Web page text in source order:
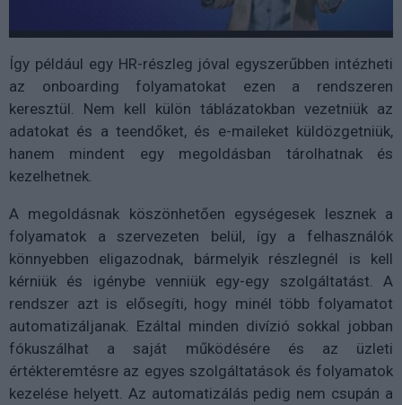
Így például egy HR-részleg jóval egyszerűbben intézheti
az onboarding folyamatokat ezen a rendszeren
keresztül. Nem kell külön táblázatokban vezetniük az
adatokat és a teendőket, és e-maileket küldözgetniük,
hanem mindent egy megoldásban tárolhatnak és
kezelhetnek.
A megoldásnak köszönhetően egységesek lesznek a
folyamatok a szervezeten belül, így a felhasználók
könnyebben eligazodnak, bármelyik részlegnél is kell
kérniük és igénybe venniük egy-egy szolgáltatást. A
rendszer azt is elősegíti, hogy minél több folyamatot
automatizáljanak. Ezáltal minden divízió sokkal jobban
fókuszálhat a saját működésére és az üzleti
értékteremtésre az egyes szolgáltatások és folyamatok
kezelése helyett. Az automatizálás pedig nem csupán a